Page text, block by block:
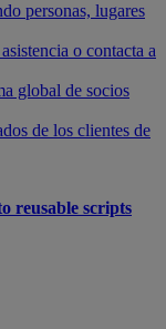
personas, lugares
o contacta a
global de socios
de los clientes de
reusable scripts